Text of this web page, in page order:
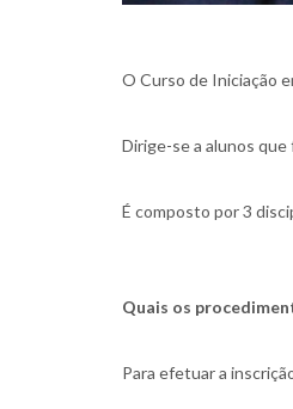
O Curso de Iniciação
Dirige-se a alunos que
É composto por 3
Quais os
Para efetuar a